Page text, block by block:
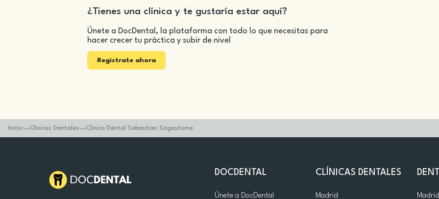
¿Tienes una clínica y te gustaría estar aquí?
Únete a DocDental, la plataforma con todo lo que necesitas para
hacer crecer tu práctica y subir de nivel
Registrate ahora
Inicio Clínicas Dentales Clinica Dental Sebastian Sagastume
DOCDENTAL
Únete a DocDental
CLÍNICAS DENTALES
Madrid Madrid